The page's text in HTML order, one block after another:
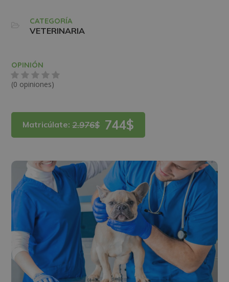
CATEGORÍA
VETERINARIA
OPINIÓN
(0 opiniones)
Matricúlate:2.976$ 744$